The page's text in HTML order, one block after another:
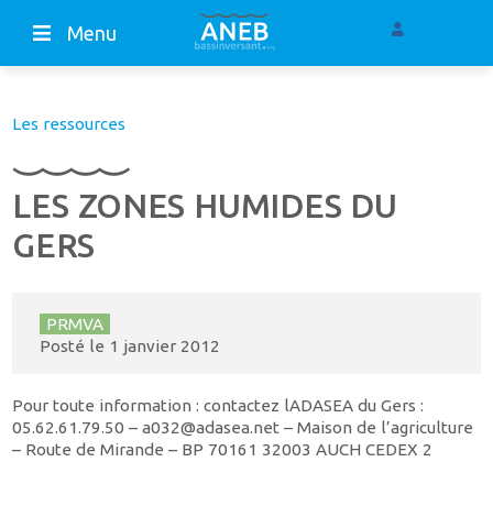
Menu
Les ressources
LES ZONES HUMIDES DU
GERS
PRMVA
Posté le 1 janvier 2012
Pour toute information : contactez lADASEA du Gers :
05.62.61.79.50 – a032@adasea.net – Maison de l’agriculture
– Route de Mirande – BP 70161 32003 AUCH CEDEX 2